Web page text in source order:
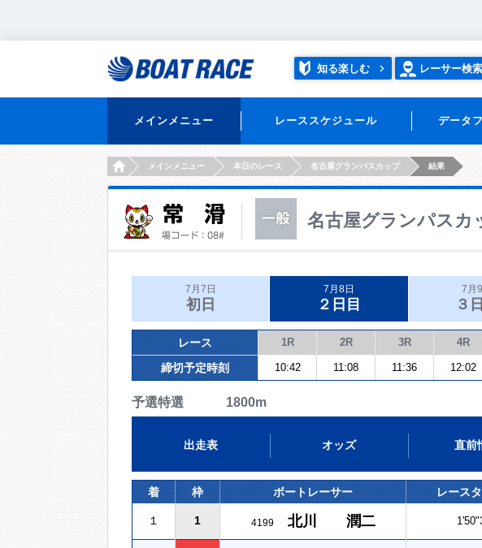
知る楽しむ レーサー検索
メインメニュー レーススケジュール データ
HOMEメインメニュー 本日のレース 名古屋グランパスカップ 結果
名古屋グランパスカ
7月7日
初日
7月8日
２日目
7月
３
レース 1R 2R 3R 4R
締切予定時刻 10:42 11:08 11:36 12:02
予選特選 1800m
出走表 オッズ 直前
着 枠 ボートレーサー レース
１ 1 4199 北川 潤二